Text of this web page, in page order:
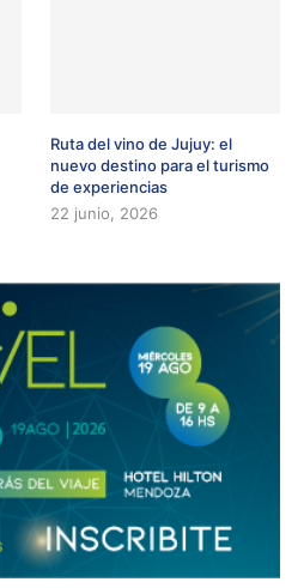
Ruta del vino de Jujuy: el
nuevo destino para el turismo
de experiencias
22 junio, 2026